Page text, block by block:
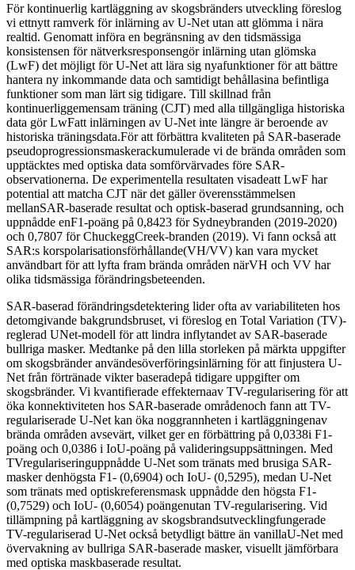
För kontinuerlig kartläggning av skogsbränders utveckling föreslog
vi ettnytt ramverk för inlärning av U-Net utan att glömma i nära
realtid. Genomatt införa en begränsning av den tidsmässiga
konsistensen för nätverksresponsengör inlärning utan glömska
(LwF) det möjligt för U-Net att lära sig nyafunktioner för att bättre
hantera ny inkommande data och samtidigt behållasina befintliga
funktioner som man lärt sig tidigare. Till skillnad från
kontinuerliggemensam träning (CJT) med alla tillgängliga historiska
data gör LwFatt inlärningen av U-Net inte längre är beroende av
historiska träningsdata.För att förbättra kvaliteten på SAR-baserade
pseudoprogressionsmaskerackumulerade vi de brända områden som
upptäcktes med optiska data somförvärvades före SAR-
observationerna. De experimentella resultaten visadeatt LwF har
potential att matcha CJT när det gäller överensstämmelsen
mellanSAR-baserade resultat och optisk-baserad grundsanning, och
uppnådde enF1-poäng på 0,8423 för Sydneybranden (2019-2020)
och 0,7807 för ChuckeggCreek-branden (2019). Vi fann också att
SAR:s korspolarisationsförhållande(VH/VV) kan vara mycket
användbart för att lyfta fram brända områden närVH och VV har
olika tidsmässiga förändringsbeteenden.
SAR-baserad förändringsdetektering lider ofta av variabiliteten hos
detomgivande bakgrundsbruset, vi föreslog en Total Variation (TV)-
reglerad UNet-modell för att lindra inflytandet av SAR-baserade
bullriga masker. Medtanke på den lilla storleken på märkta uppgifter
om skogsbränder användesöverföringsinlärning för att finjustera U-
Net från förtränade vikter baseradepå tidigare uppgifter om
skogsbränder. Vi kvantifierade effekternaav TV-regularisering för att
öka konnektiviteten hos SAR-baserade områdenoch fann att TV-
regulariserade U-Net kan öka noggrannheten i kartläggningenav
brända områden avsevärt, vilket ger en förbättring på 0,0338i F1-
poäng och 0,0386 i IoU-poäng på valideringsuppsättningen. Med
TVregulariseringuppnådde U-Net som tränats med brusiga SAR-
masker denhögsta F1- (0,6904) och IoU- (0,5295), medan U-Net
som tränats med optiskreferensmask uppnådde den högsta F1-
(0,7529) och IoU- (0,6054) poängenutan TV-regularisering. Vid
tillämpning på kartläggning av skogsbrandsutvecklingfungerade
TV-regulariserad U-Net också betydligt bättre än vanillaU-Net med
övervakning av bullriga SAR-baserade masker, visuellt jämförbara
med optiska maskbaserade resultat.